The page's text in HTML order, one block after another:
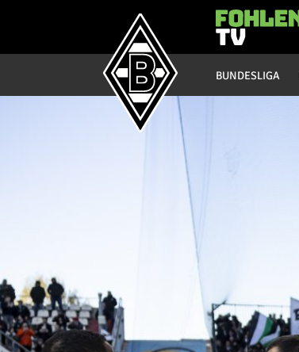
BUNDESLIGA
Saison 11/12